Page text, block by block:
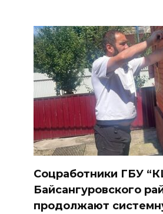
Соцработники ГБУ
Байсангуровского
продолжают